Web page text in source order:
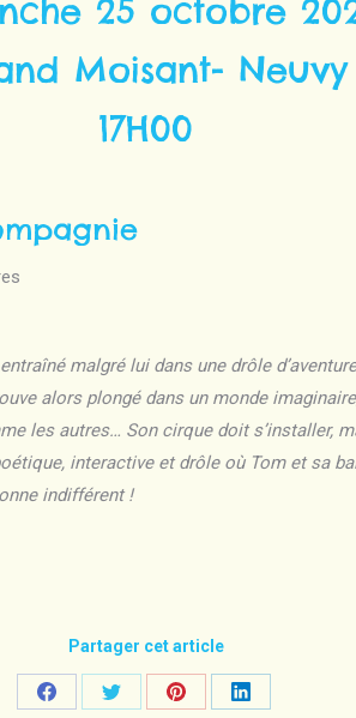
25 octobre
Moisant- Neuvy
17H00
malgré lui dans une drôle
alors plongé dans un monde
les autres… Son cirque doit s’installer,
interactive et drôle où Tom et sa
indifférent !
Partager cet article
Share
Share
Share
Share